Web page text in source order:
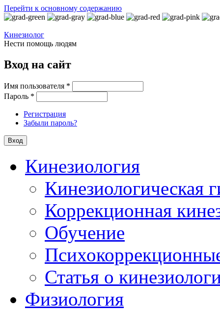
Перейти к основному содержанию
Кинезиолог
Нести помощь людям
Вход на сайт
Имя пользователя *
Пароль *
Регистрация
Забыли пароль?
Кинезиология
Кинезиологическая
Коррекционная
Обучение
Статья о
Физиология